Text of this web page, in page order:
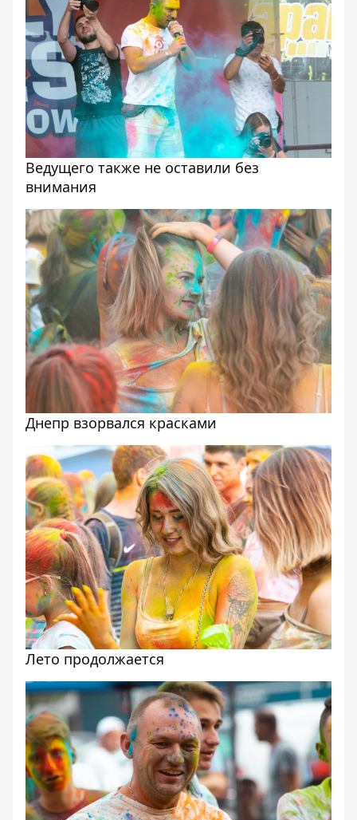
Ведущего также не оставили без
внимания
Днепр взорвался красками
Лето продолжается